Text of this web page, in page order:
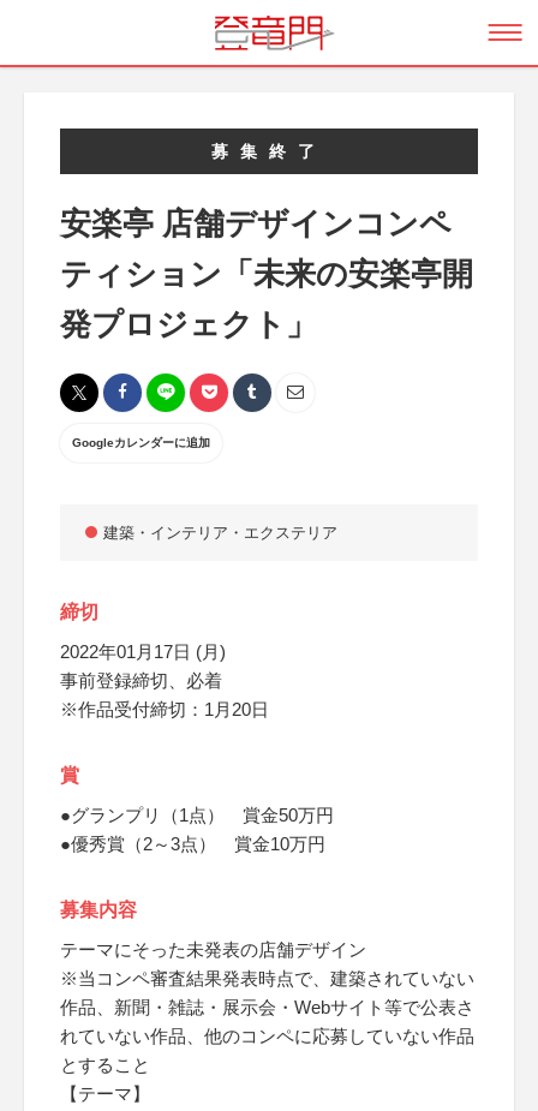
募集終了
安楽亭 店舗デザインコンペ
ティション「未来の安楽亭開
発プロジェクト」
Googleカレンダーに追加
建築・インテリア・エクステリア
締切
2022年01月17日 (月)
事前登録締切、必着
※作品受付締切：1月20日
賞
●グランプリ（1点） 賞金50万円
●優秀賞（2～3点） 賞金10万円
募集内容
テーマにそった未発表の店舗デザイン
※当コンペ審査結果発表時点で、建築されていない
作品、新聞・雑誌・展示会・Webサイト等で公表さ
れていない作品、他のコンペに応募していない作品
とすること
【テーマ】